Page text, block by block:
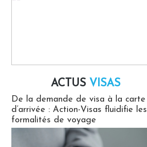
ACTUS VISAS
De la demande de visa à la carte
d’arrivée : Action-Visas fluidifie les
formalités de voyage